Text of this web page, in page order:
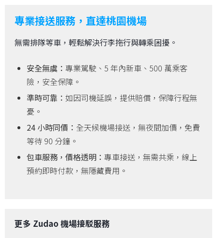
專業接送服務，直達桃園機場
無需排隊等車，輕鬆解決行李拖行與轉乘困擾。
安全無虞： 專業駕駛、5 年內新車、500 萬乘客
險，安全保障。
準時可靠： 如因司機延誤，提供賠償，保障行程無
憂。
24 小時同價： 全天候機場接送，無夜間加價，免費
等待 90 分鐘。
包車服務，價格透明： 專車接送，無需共乘，線上
預約即時付款，無隱藏費用。
更多 Zudao 機場接駁服務